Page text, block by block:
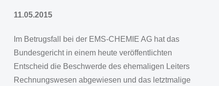
11.05.2015
Im Betrugsfall bei der EMS-CHEMIE AG hat das
Bundesgericht in einem heute veröffentlichten
Entscheid die Beschwerde des ehemaligen Leiters
Rechnungswesen abgewiesen und das letztmalige